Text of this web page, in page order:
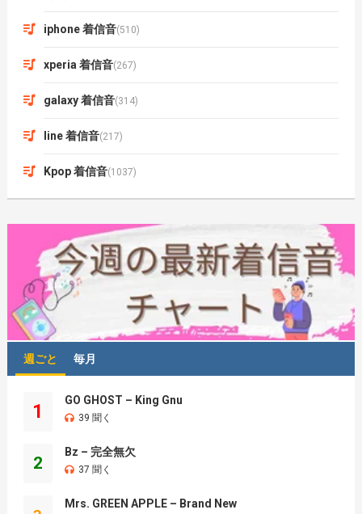
iphone 着信音(510)
xperia 着信音(267)
galaxy 着信音(314)
line 着信音(217)
Kpop 着信音(1037)
週ごと 毎月
1
GO GHOST – King Gnu
39 聞く
2
Bz – 完全無欠
37 聞く
Mrs. GREEN APPLE – Brand New